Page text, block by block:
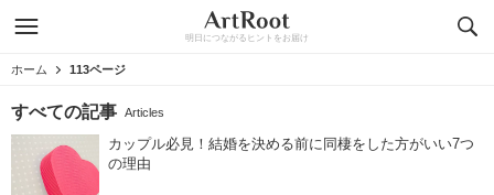
明日につながるヒントをお届け
ホーム 113ページ
すべての記事 Articles
カップル必見！結婚を決める前に同棲をした方がいい7つ
の理由